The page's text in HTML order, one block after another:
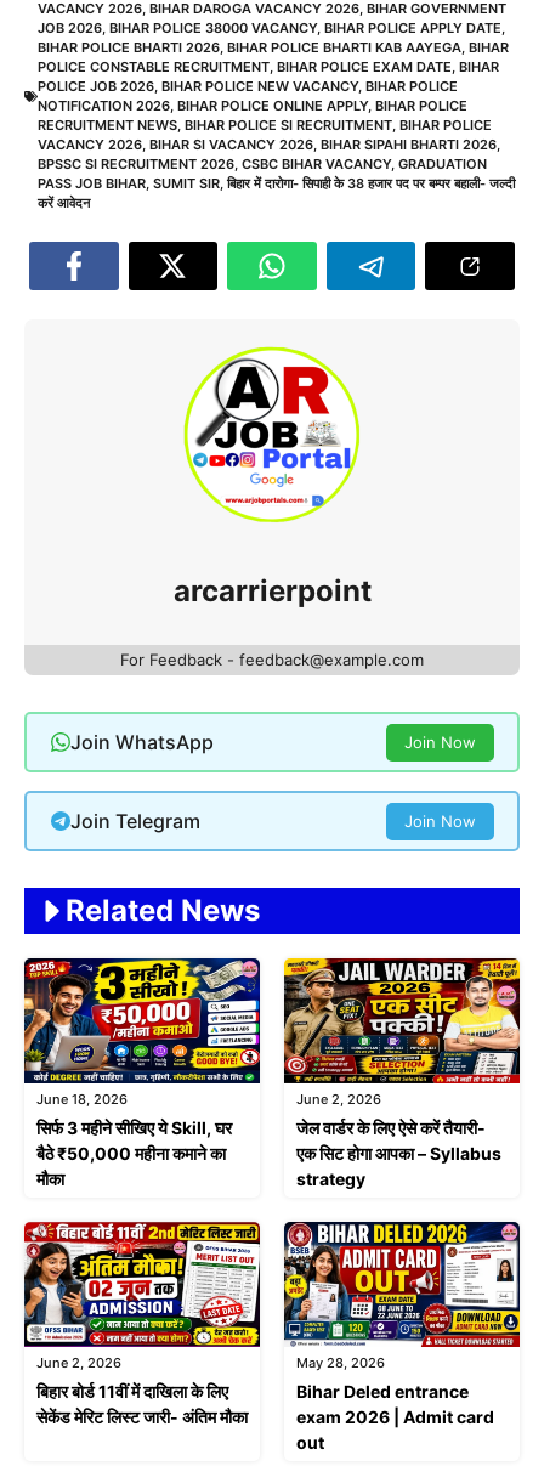
VACANCY 2026, BIHAR DAROGA VACANCY 2026, BIHAR GOVERNMENT
JOB 2026, BIHAR POLICE 38000 VACANCY, BIHAR POLICE APPLY DATE,
BIHAR POLICE BHARTI 2026, BIHAR POLICE BHARTI KAB AAYEGA, BIHAR
POLICE CONSTABLE RECRUITMENT, BIHAR POLICE EXAM DATE, BIHAR
POLICE JOB 2026, BIHAR POLICE NEW VACANCY, BIHAR POLICE
NOTIFICATION 2026, BIHAR POLICE ONLINE APPLY, BIHAR POLICE
RECRUITMENT NEWS, BIHAR POLICE SI RECRUITMENT, BIHAR POLICE
VACANCY 2026, BIHAR SI VACANCY 2026, BIHAR SIPAHI BHARTI 2026,
BPSSC SI RECRUITMENT 2026, CSBC BIHAR VACANCY, GRADUATION
PASS JOB BIHAR, SUMIT SIR,बिहार में दारोगा- सिपाही के 38 हजार पद पर बम्पर बहाली- जल्दी
करें आवेदन
arcarrierpoint
For Feedback - feedback@example.com
Join WhatsApp Join Now
Join Telegram Join Now
Related News
June 18, 2026
सिर्फ 3 महीने सीखिए ये Skill, घर
बैठे ₹50,000 महीना कमाने का
मौका
June 2, 2026
जेल वार्डर के लिए ऐसे करें तैयारी-
एक सिट होगा आपका – Syllabus
strategy
June 2, 2026
बिहार बोर्ड 11वीं में दाखिला के लिए
सेकेंड मेरिट लिस्ट जारी- अंतिम मौका
May 28, 2026
Bihar Deled entrance
exam 2026 | Admit card
out